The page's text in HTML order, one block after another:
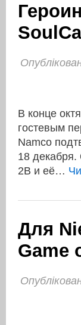
В конце
гостевым
Namco
18 декабря.
2B и её…
Для
Game